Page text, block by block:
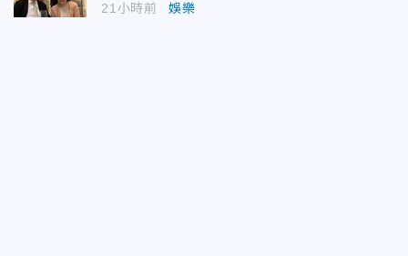
21小時前 娛樂